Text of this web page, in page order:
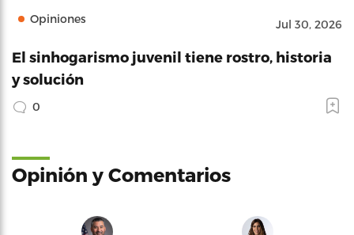
Opiniones Jul 30, 2026
El sinhogarismo juvenil tiene rostro, historia
y solución
0
Opinión y Comentarios